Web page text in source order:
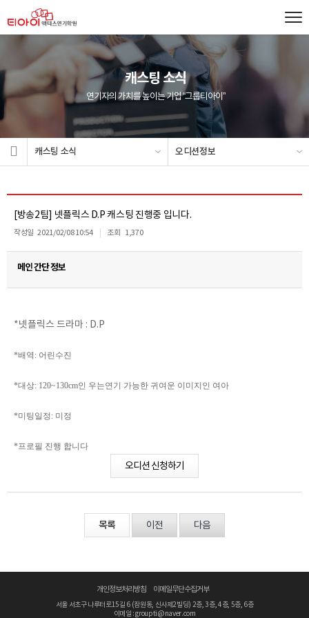
캐스팅 소식
연기자의 가치를 높이는 기업 “그룹티아이”
캐스팅 소식 오디션정보
[방송2팀] 넷플릭스 D.P 캐스팅 진행중 입니다.
작성일 2021/02/08 10:54 조회 1,370
메인 간단 정보
*넷플릭스 드라마 : D.P
*배역: 어린수진
*대상: 120~130cm인 우는연기 가능한 귀여운 이미지인 여아
*미팅일정: 미정
*프로필 진행 합니다
오디션 신청하기
목록 이전 다음
개인정보처리방침 이메일무단수집거부
서울 서초구 나루터로15길 6 (잠원동, 신사제2빌딩) 2층, 3층, 4층, 5층, 6층
이메일 : groupti@naver.com